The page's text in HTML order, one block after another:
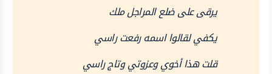
يرقى على ضلع المراجل ملك
يكفي لقالوا اسمه رفعت راسي
قلت هذا أخوي وعزوتي وتاج راسي